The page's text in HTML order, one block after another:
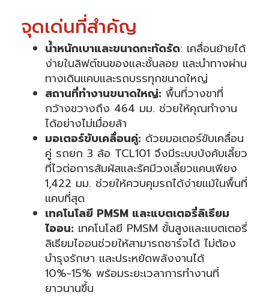
จุดเด่นที่สำคัญ
น้ำหนักเบาและขนาดกะทัดรัด: เคลื่อนย้ายได้
ง่ายในลิฟต์ขนของและชั้นลอย และนำทางผ่าน
ทางเดินแคบและรถบรรทุกขนาดใหญ่
สถานที่ทำงานขนาดใหญ่: พื้นที่วางขาที่
กว้างขวางถึง 464 มม. ช่วยให้คุณทำงาน
ได้อย่างไม่เมื่อยล้า
มอเตอร์ขับเคลื่อนคู่: ด้วยมอเตอร์ขับเคลื่อน
คู่ รถยก 3 ล้อ TCL101 จึงมีระบบบังคับเลี้ยว
ที่ไวต่อการสัมผัสและรัศมีวงเลี้ยวแคบเพียง
1,422 มม. ช่วยให้ควบคุมรถได้ง่ายแม้ในพื้นที่
แคบที่สุด
เทคโนโลยี PMSM และแบตเตอรี่ลิเธียม
ไออน: เทคโนโลยี PMSM ขั้นสูงและแบตเตอรี่
ลิเธียมไออนช่วยให้สามารถชาร์จได้ ไม่ต้อง
บำรุงรักษา และประหยัดพลังงานได้
10%-15% พร้อมระยะเวลาการทำงานที่
ยาวนานขึ้น